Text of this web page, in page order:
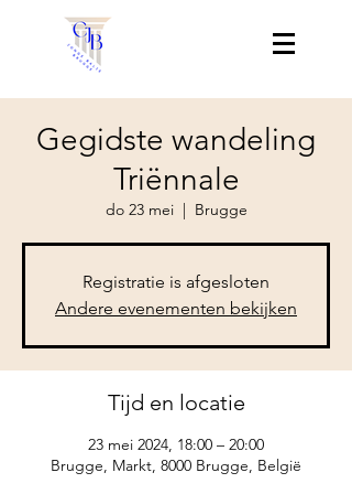
Gegidste wandeling
Triënnale
do 23 mei
  |
Brugge
Registratie is afgesloten
Andere evenementen bekijken
Tijd en locatie
23 mei 2024, 18:00 – 20:00
Brugge, Markt, 8000 Brugge, België